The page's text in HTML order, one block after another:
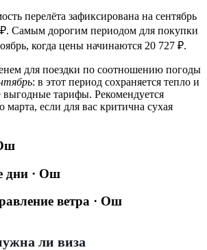
перелёта зафиксирована на сентябрь
₽. Самым дорогим периодом для покупки
когда цены начинаются 20 727 ₽.
для поездки по соотношению погоды
: в этот период сохраняется тепло и
выгодные тарифы. Рекомендуется
марта, если для вас критична сухая
дни · Ош
ветра · Ош
ли виза